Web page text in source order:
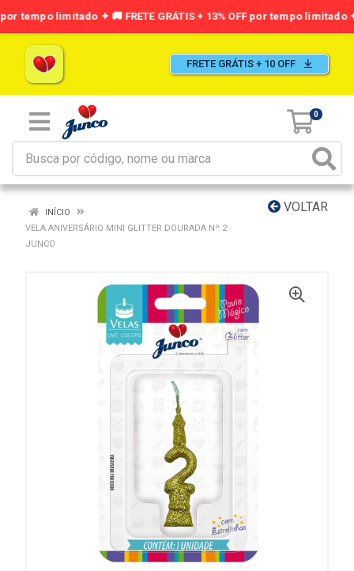
FRETE GRÁTIS + 10 OFF
0
VOLTAR
INÍCIO
VELA ANIVERSÁRIO MINI GLITTER DOURADA Nº 2
JUNCO